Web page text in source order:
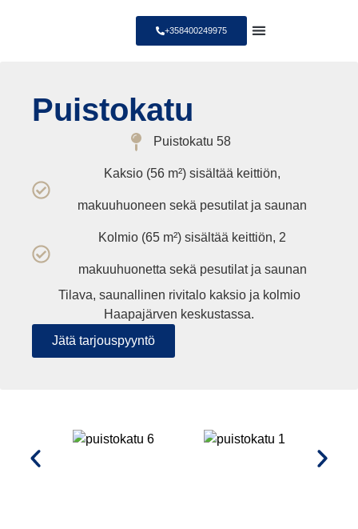
+358400249975
Puistokatu
Puistokatu 58
Kaksio (56 m²) sisältää keittiön,
makuuhuoneen sekä pesutilat ja saunan
Kolmio (65 m²) sisältää keittiön, 2
makuuhuonetta sekä pesutilat ja saunan
Tilava, saunallinen rivitalo kaksio ja kolmio
Haapajärven keskustassa.
Jätä tarjouspyyntö